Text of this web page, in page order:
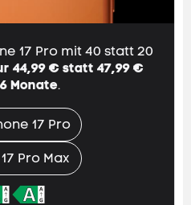
17 Pro mit 40 statt 20
44,99 € statt 47,99 €
Monate.
17 Pro
Pro Max